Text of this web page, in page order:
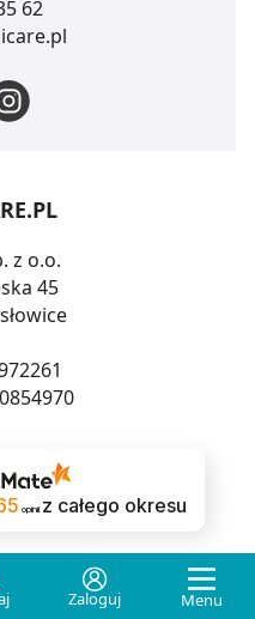
Zaloguj Menu
62
z o.o.
45
opinii z całego okresu